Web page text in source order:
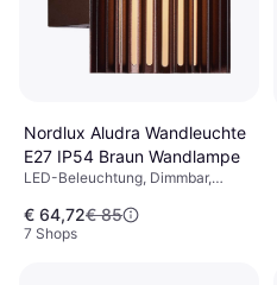
Nordlux Aludra Wandleuchte
E27 IP54 Braun Wandlampe
LED-Beleuchtung, Dimmbar,
Aluminium, Kunststoff, Metall,
Lampensockel: E27
€ 64,72€ 85
7 Shops